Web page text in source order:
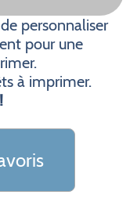
personnaliser
pour une
à imprimer.